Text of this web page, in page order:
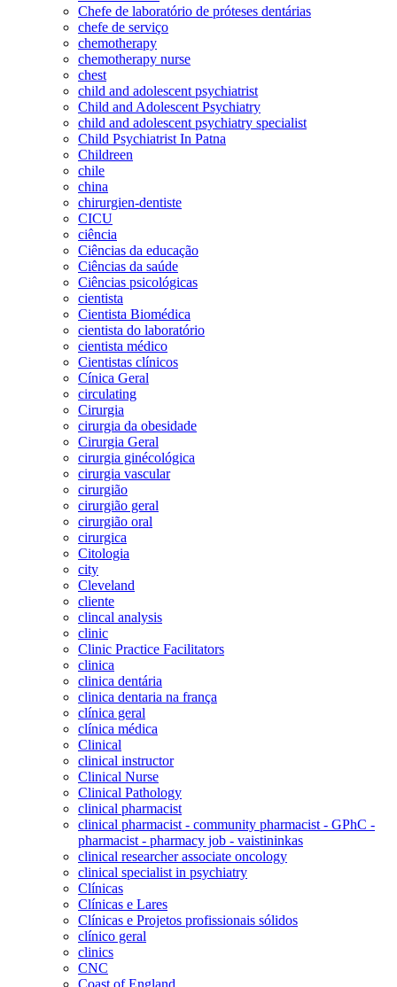
Chefe de laboratório de próteses dentárias
chefe de serviço
chemotherapy
chemotherapy nurse
chest
child and adolescent psychiatrist
Child and Adolescent Psychiatry
child and adolescent psychiatry specialist
Child Psychiatrist In Patna
Childreen
chile
china
chirurgien-dentiste
CICU
ciência
Ciências da educação
Ciências da saúde
Ciências psicológicas
cientista
Cientista Biomédica
cientista do laboratório
cientista médico
Cientistas clínicos
Cínica Geral
circulating
Cirurgia
cirurgia da obesidade
Cirurgia Geral
cirurgia ginécológica
cirurgia vascular
cirurgião
cirurgião geral
cirurgião oral
cirurgica
Citologia
city
Cleveland
cliente
clincal analysis
clinic
Clinic Practice Facilitators
clinica
clinica dentária
clinica dentaria na frança
clínica geral
clínica médica
Clinical
clinical instructor
Clinical Nurse
Clinical Pathology
clinical pharmacist
clinical pharmacist - community pharmacist - GPhC -
pharmacist - pharmacy job - vaistininkas
clinical researcher associate oncology
clinical specialist in psychiatry
Clínicas
Clínicas e Lares
Clínicas e Projetos profissionais sólidos
clínico geral
clinics
CNC
Coast of England